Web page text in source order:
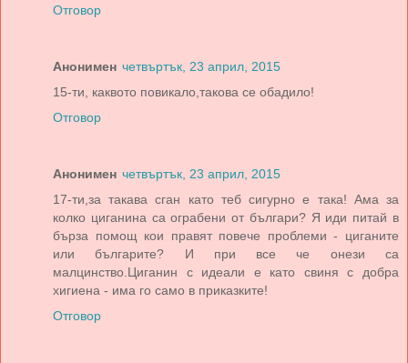
Отговор
Анонимен четвъртък, 23 април, 2015
15-ти, каквото повикало,такова се обадило!
Отговор
Анонимен четвъртък, 23 април, 2015
17-ти,за такава сган като теб сигурно е така! Ама за
колко циганина са ограбени от българи? Я иди питай в
бърза помощ кои правят повече проблеми - циганите
или българите? И при все че онези са
малцинство.Циганин с идеали е като свиня с добра
хигиена - има го само в приказките!
Отговор